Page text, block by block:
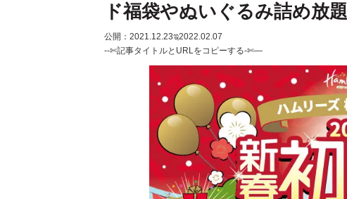
ド福袋やぬいぐるみ詰め放題
公開：2021.12.23ಇ2022.02.07
--✄記事タイトルとURLをコピーする-✄—